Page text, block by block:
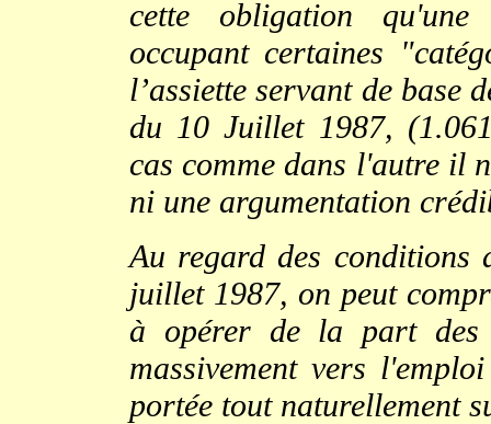
cette obligation
occupant certaines
l’assiette servant de base
du 10 Juillet 1987,
cas comme dans l'autre il
ni une argumentation
Au regard des conditions
juillet 1987, on peut
à opérer de la part des
massivement vers
portée tout naturellement